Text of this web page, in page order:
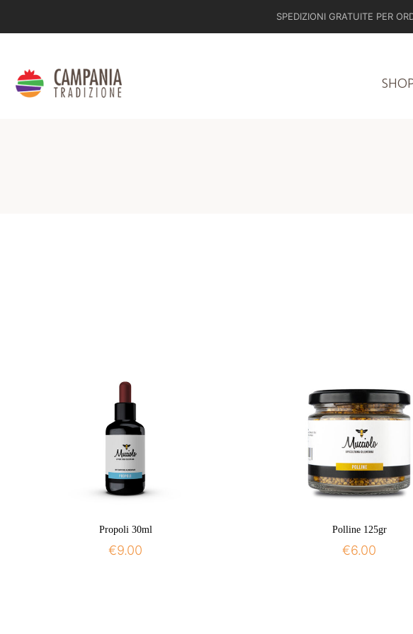
SPEDIZIONI GRATUITE PER
Propoli 30ml
€9.00
Polline 125gr
€6.00